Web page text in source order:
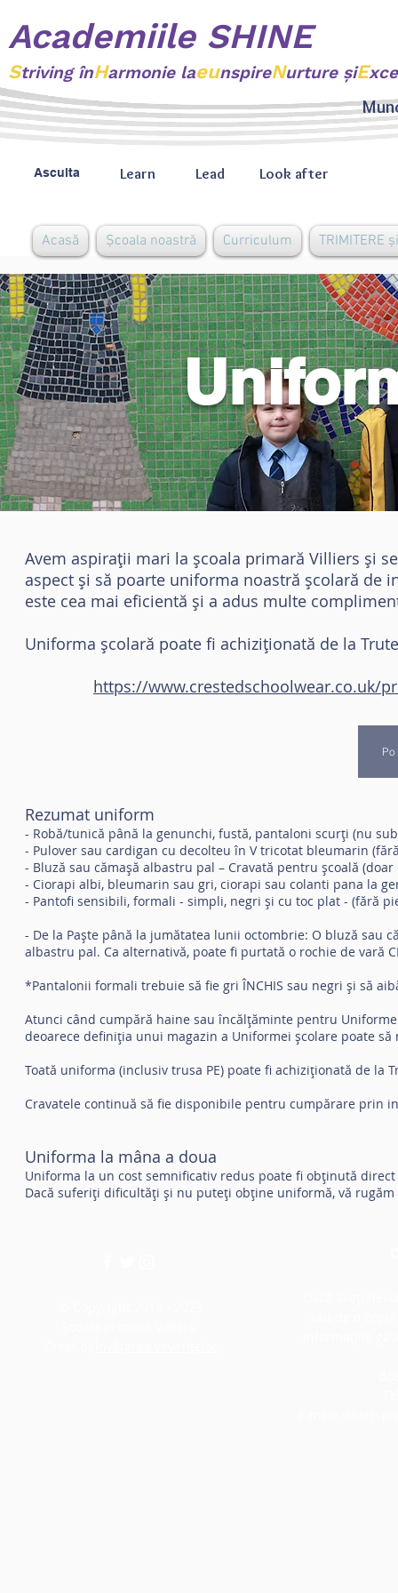
Academiile SHINE
Striving înHarmonie laeunspireNurture şiE
Asculta Learn Lead Look after
Acasă Școala noastră Curriculum TRIMITERE
Avem aspirații mari la școala primară Villiers și
aspect și să poarte uniforma noastră școlară de
este cea mai eficientă și a adus multe
Uniforma școlară poate fi achiziționată de la
https://www.crestedschoolwear.co.uk/
Rezumat uniform
- Robă/tunică până la genunchi, fustă, pantaloni scurți (nu
- Pulover sau cardigan cu decolteu în V tricotat bleumarin
- Bluză sau cămașă albastru pal – Cravată pentru școală (doar
- Ciorapi albi, bleumarin sau gri, ciorapi sau colanti pana la
- Pantofi sensibili, formali - simpli, negri și cu toc plat - (fără
- De la Paște până la jumătatea lunii octombrie: O bluză sau
albastru pal. Ca alternativă, poate fi purtată o rochie de vară
*Pantalonii formali trebuie să fie gri ÎNCHIS sau negri și să
Atunci când cumpără haine sau încălțăminte pentru
deoarece definiția unui magazin a Uniformei școlare poate
Toată uniforma (inclusiv trusa PE) poate fi achiziționată de la
Cravatele continuă să fie disponibile pentru cumpărare prin
Uniforma la mâna a doua
Uniforma la un cost semnificativ redus poate fi obținută direct
Dacă suferiți dificultăți și nu puteți obține uniformă, vă